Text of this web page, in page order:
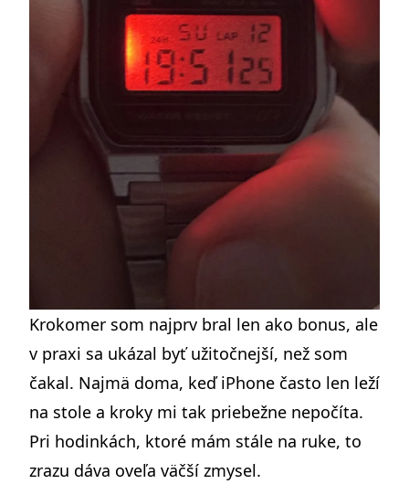
Krokomer som najprv bral len ako bonus, ale
v praxi sa ukázal byť užitočnejší, než som
čakal. Najmä doma, keď iPhone často len leží
na stole a kroky mi tak priebežne nepočíta.
Pri hodinkách, ktoré mám stále na ruke, to
zrazu dáva oveľa väčší zmysel.